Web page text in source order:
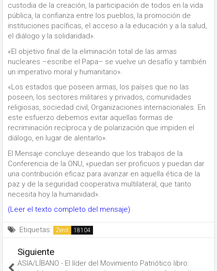
custodia de la creación, la participación de todos en la vida
pública, la confianza entre los pueblos, la promoción de
instituciones pacíficas, el acceso a la educación y a la salud,
el diálogo y la solidaridad».
«El objetivo final de la eliminación total de las armas
nucleares –escribe el Papa– se vuelve un desafío y también
un imperativo moral y humanitario».
«Los estados que poseen armas, los países que no las
poseen, los sectores militares y privados, comunidades
religiosas, sociedad civil, Organizaciones internacionales. En
este esfuerzo debemos evitar aquellas formas de
recriminación recíproca y de polarización que impiden el
diálogo, en lugar de alentarlo».
El Mensaje concluye deseando que los trabajos de la
Conferencia de la ONU, «puedan ser proficuos y puedan dar
una contribución eficaz para avanzar en aquella ética de la
paz y de la seguridad cooperativa multilateral, que tanto
necesita hoy la humanidad».
(Leer el texto completo del mensaje)
Etiquetas: Zenit
Siguiente
ASIA/LÍBANO - El líder del Movimiento Patriótico libro: